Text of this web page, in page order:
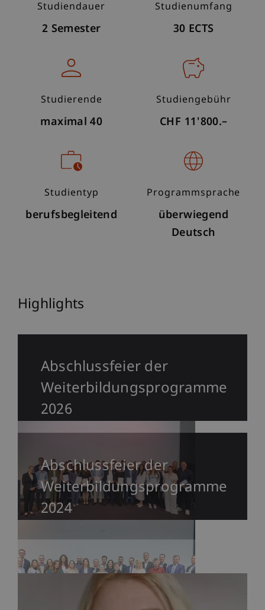
Studiendauer
2 Semester
Studienumfang
30 ECTS
Studierende
maximal 40
Studiengebühr
CHF 11'800.–
Studientyp
berufsbegleitend
Programmsprache
überwiegend
Deutsch
Highlights
Abschlussfeier der
Weiterbildungsprogramme
2026
Abschlussfeier der
Weiterbildungsprogramme
2024